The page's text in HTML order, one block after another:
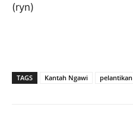
(ryn)
TAGS Kantah Ngawi pelantikan